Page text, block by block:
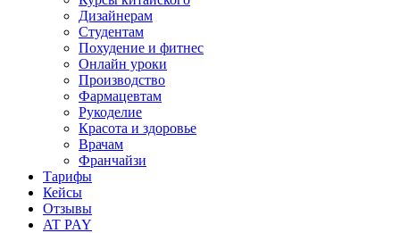
Дизайнерам
Студентам
Похудение и фитнес
Онлайн уроки
Производство
Фармацевтам
Рукоделие
Красота и здоровье
Врачам
Франчайзи
Тарифы
Кейсы
Отзывы
AT PAY